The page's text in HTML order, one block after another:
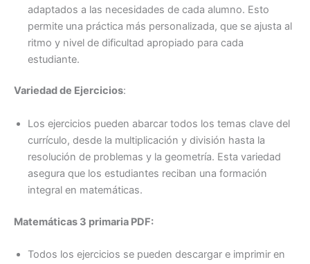
adaptados a las necesidades de cada alumno. Esto
permite una práctica más personalizada, que se ajusta al
ritmo y nivel de dificultad apropiado para cada
estudiante.
Variedad de Ejercicios:
Los ejercicios pueden abarcar todos los temas clave del
currículo, desde la multiplicación y división hasta la
resolución de problemas y la geometría. Esta variedad
asegura que los estudiantes reciban una formación
integral en matemáticas.
Matemáticas 3 primaria PDF:
Todos los ejercicios se pueden descargar e imprimir en